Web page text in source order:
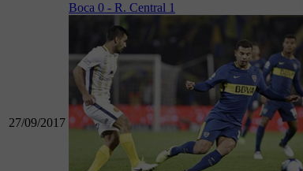
27/09/2017
Boca 0 - R. Central 1